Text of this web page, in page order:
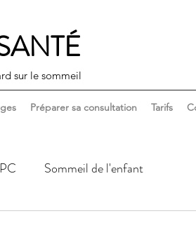
sur le sommeil
Préparer sa consultation Tarifs
Sommeil de l'enfant